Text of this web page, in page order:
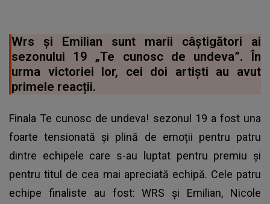
Wrs și Emilian sunt marii câștigători ai
sezonului 19 „Te cunosc de undeva”. În
urma victoriei lor, cei doi artiști au avut
primele reacții.
Finala Te cunosc de undeva! sezonul 19 a fost una
foarte tensionată și plină de emoții pentru patru
dintre echipele care s-au luptat pentru premiu și
pentru titul de cea mai apreciată echipă. Cele patru
echipe finaliste au fost: WRS și Emilian, Nicole